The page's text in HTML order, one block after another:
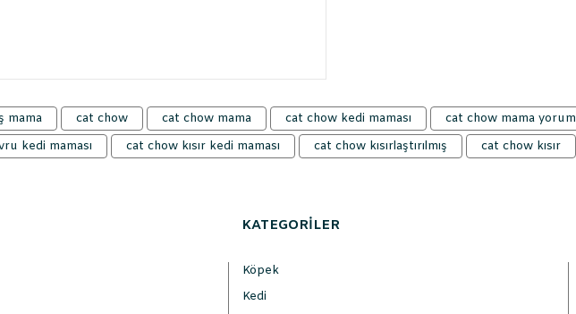
mama cat chow cat chow mama cat chow kedi maması cat chow mama yorum
kedi maması
cat chow kısır kedi maması cat chow kısırlaştırılmış cat chow kısır
KATEGORİLER
Köpek
Kedi